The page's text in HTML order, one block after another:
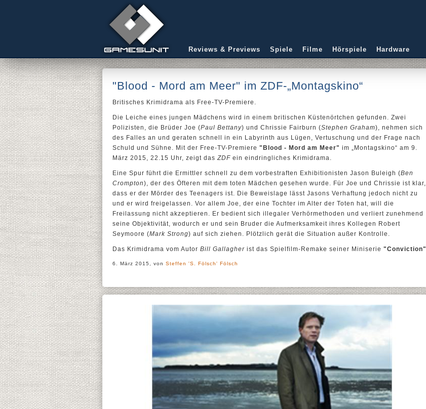
Reviews & Previews Spiele Filme Hörspiele Hardware
"Blood - Mord am Meer" im ZDF-„Montagskino“
Britisches Krimidrama als Free-TV-Premiere.
Die Leiche eines jungen Mädchens wird in einem britischen Küstenörtchen gefunden. Zwei
Polizisten, die Brüder Joe (Paul Bettany) und Chrissie Fairburn (Stephen Graham), nehmen sich
des Falles an und geraten schnell in ein Labyrinth aus Lügen, Vertuschung und der Frage nach
Schuld und Sühne. Mit der Free-TV-Premiere "Blood - Mord am Meer" im „Montagskino“ am 9.
März 2015, 22.15 Uhr, zeigt dasZDF ein eindringliches Krimidrama.
Eine Spur führt die Ermittler schnell zu dem vorbestraften Exhibitionisten Jason Buleigh (Ben
Crompton), der des Öfteren mit dem toten Mädchen gesehen wurde. Für Joe und Chrissie ist klar,
dass er der Mörder des Teenagers ist. Die Beweislage lässt Jasons Verhaftung jedoch nicht zu
und er wird freigelassen. Vor allem Joe, der eine Tochter im Alter der Toten hat, will die
Freilassung nicht akzeptieren. Er bedient sich illegaler Verhörmethoden und verliert zunehmend
seine Objektivität, wodurch er und sein Bruder die Aufmerksamkeit ihres Kollegen Robert
Seymoore (Mark Strong) auf sich ziehen. Plötzlich gerät die Situation außer Kontrolle.
Das Krimidrama vom Autor Bill Gallagher ist das Spielfilm-Remake seiner Miniserie "Conviction"
6. März 2015, von Steffen 'S. Fölsch' Fölsch